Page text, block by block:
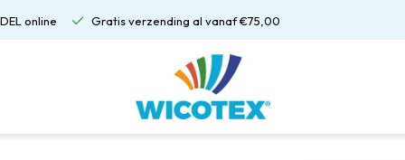
online Gratis verzending al vanaf €75,00